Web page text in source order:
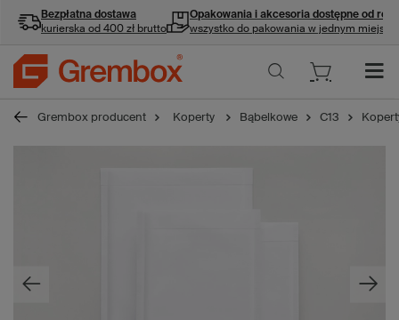
Bezpłatna dostawa
kurierska od 400 zł brutto
Opakowania i akcesoria dostępne od ręki
wszystko do pakowania w jednym miejscu
Grembox producent Koperty Bąbelkowe C13